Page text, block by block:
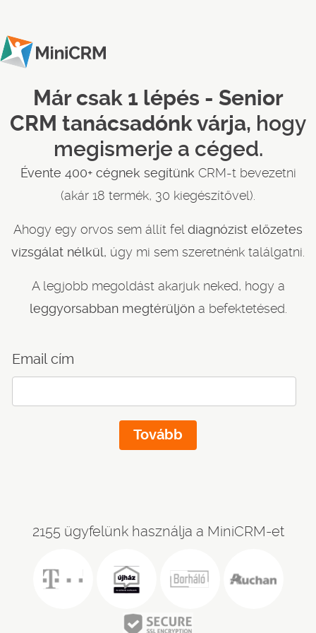
Már csak 1 lépés - Senior
CRM tanácsadónk várja, hogy
megismerje a céged.
Évente 400+ cégnek segítünk CRM-t bevezetni
(akár 18 termék, 30 kiegészítővel).
Ahogy egy orvos sem állít fel diagnózist előzetes
vizsgálat nélkül, úgy mi sem szeretnénk találgatni.
A legjobb megoldást akarjuk neked, hogy a
leggyorsabban megtérüljöna befektetésed.
Email cím
2155 ügyfelünk használja a MiniCRM-et